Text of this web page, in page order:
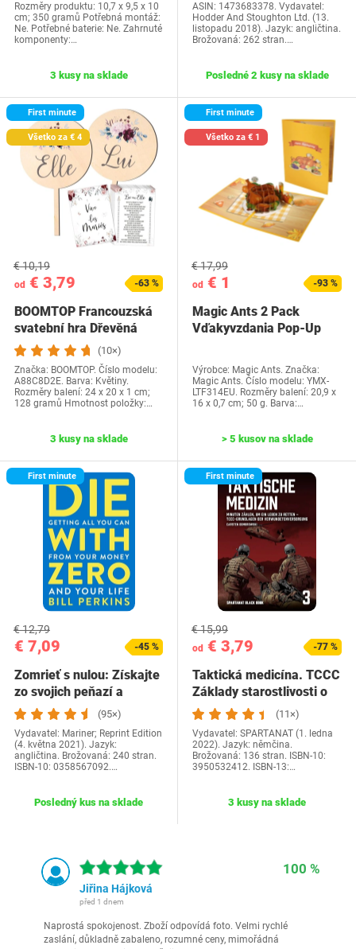
Rozměry produktu: 10,7 x 9,5 x 10
cm; 350 gramů Potřebná montáž:
Ne. Potřebné baterie: Ne. Zahrnuté
komponenty:…
3 kusy na sklade
ASIN: 1473683378. Vydavatel:
Hodder And Stoughton Ltd. (13.
listopadu 2018). Jazyk: angličtina.
Brožovaná: 262 stran.…
Posledné 2 kusy na sklade
First minute
Všetko za € 4
od € 3,79
€ 10,19
-63 %
BOOMTOP Francouzská
svatební hra Dřevěná
cedulka a kvízové…
(10×)
Značka: BOOMTOP. Číslo modelu:
A88C8D2E. Barva: Květiny.
Rozměry balení: 24 x 20 x 1 cm;
128 gramů Hmotnost položky:…
3 kusy na sklade
First minute
Všetko za € 1
od € 1
€ 17,99
-93 %
Magic Ants 2 Pack
Vďakyvzdania Pop-Up
Výrobce: Magic Ants. Značka:
Magic Ants. Číslo modelu: YMX-
LTF314EU. Rozměry balení: 20,9 x
16 x 0,7 cm; 50 g. Barva:…
> 5 kusov na sklade
First minute
€ 7,09
€ 12,79
-45 %
Zomrieť s nulou: Získajte
zo svojich peňazí a
života…
(95×)
Vydavatel: Mariner; Reprint Edition
(4. května 2021). Jazyk:
angličtina. Brožovaná: 240 stran.
ISBN-10: 0358567092.…
Posledný kus na sklade
First minute
od € 3,79
€ 15,99
-77 %
Taktická medicína. TCCC
Základy starostlivosti o
zranených…
(11×)
Vydavatel: SPARTANAT (1. ledna
2022). Jazyk: němčina.
Brožovaná: 136 stran. ISBN-10:
3950532412. ISBN-13:…
3 kusy na sklade
100 %
Jiřina Hájková
před 1 dnem
Naprostá spokojenost. Zboží odpovídá foto. Velmi rychlé
zaslání, důkladně zabaleno, rozumné ceny, mimořádná